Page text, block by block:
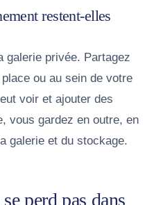
restent-elles
galerie privée. Partagez
ou au sein de votre
voir et ajouter des
vous gardez en outre, en
galerie et du stockage.
perd pas dans